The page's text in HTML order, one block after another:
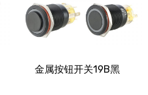
金属按钮开关19B黑